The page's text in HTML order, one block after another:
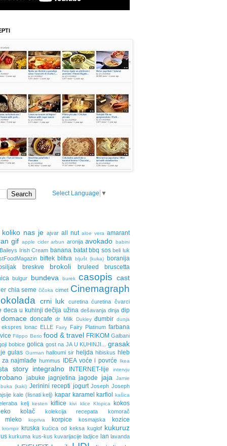
Select Language ▼
koliko nas je ajvar all nut aloe vera amarant
gif apple cider arbun aronija avokado babini
Baileys Irish Cream banana batat bbq sos beli luk
biftek blitva bljušt (kuka)
boranija
breskve brokoli bruleed
bruscetta
bulgur bundeva burek casopis cast
chia seme čičoka cimet Cinemagraph
crni luk curetina ćuretina čvarci
deca u kuhinji dečija užina dešavanja dinja dip
domace doncafe dr Milk Dukley đumbir dunja
ekspres lonac ELLE Fairy Fairy Platinum farbana
Filippo Berio food & travel FRIKOM Galbani
bobice golica gost na JA U KUHINJI... grasak
gulas Gurman halloumi sir heljda hibiskus hleb
za najmlađe hummus IDEA voće i povrće Ikea
story integralno INTERNET-lije intervju
jabuke jagnjetina jagode jaja
Jamie
(kaki) Jerinini recepti jogurt Joseph Joseph
kale (lisnati kelj) kapar karamel karfiol kašica
kelj kesten kiflice kivi klice Klopica
kokos
kolač kolekcija recepata komorač
mleko kopriva korpice kosmajska kozice
krompir kruska kućica od keksa kuglof kukuruz
kurkuma kus-kus kuvarijacije ladjice lan lavanda